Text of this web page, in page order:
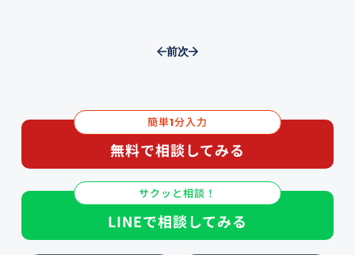
前次
簡単1分入力
無料で相談してみる
サクッと相談！
LINEで相談してみる